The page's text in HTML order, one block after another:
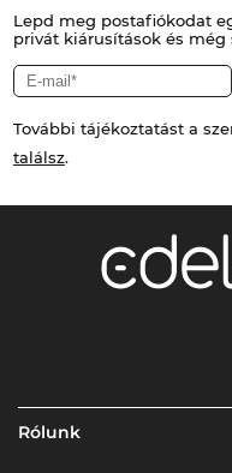
Lepd meg postafiókodat
privát kiárusítások és még
További tájékoztatást a
találsz.
Rólunk